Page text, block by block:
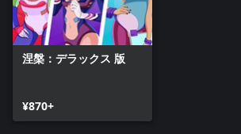
涅槃：デラックス 版
¥870+